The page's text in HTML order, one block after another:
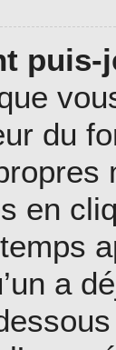
puis-
du
en
a